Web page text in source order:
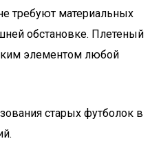
требуют материальных
обстановке. Плетеный
элементом любой
старых футболок в